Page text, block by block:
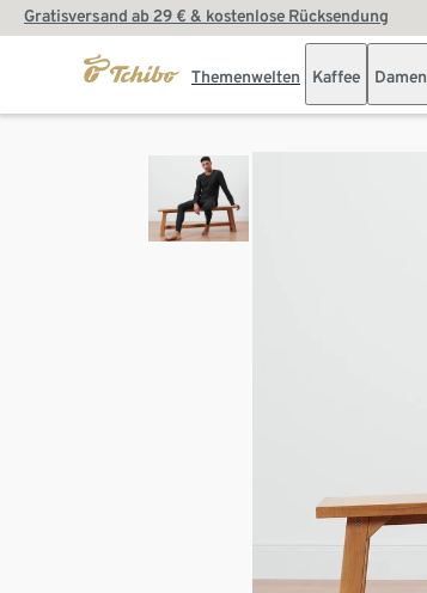
Gratisversand ab 29 € & kostenlose Rücksendung
Themenwelten Kaffee Damen